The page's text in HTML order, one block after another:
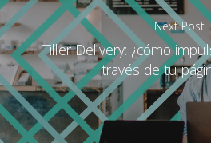
Next Post
Tiller Delivery: ¿cómo
través de tu